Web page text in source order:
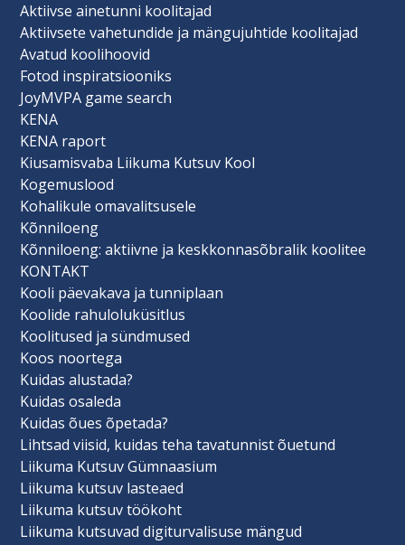
Aktiivse ainetunni koolitajad
Aktiivsete vahetundide ja mängujuhtide koolitajad
Avatud koolihoovid
Fotod inspiratsiooniks
JoyMVPA game search
KENA
KENA raport
Kiusamisvaba Liikuma Kutsuv Kool
Kogemuslood
Kohalikule omavalitsusele
Kõnniloeng
Kõnniloeng: aktiivne ja keskkonnasõbralik koolitee
KONTAKT
Kooli päevakava ja tunniplaan
Koolide rahuloluküsitlus
Koolitused ja sündmused
Koos noortega
Kuidas alustada?
Kuidas osaleda
Kuidas õues õpetada?
Lihtsad viisid, kuidas teha tavatunnist õuetund
Liikuma Kutsuv Gümnaasium
Liikuma kutsuv lasteaed
Liikuma kutsuv töökoht
Liikuma kutsuvad digiturvalisuse mängud